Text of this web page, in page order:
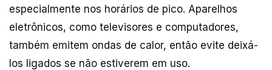
especialmente nos horários de pico. Aparelhos
eletrônicos, como televisores e computadores,
também emitem ondas de calor, então evite deixá-
los ligados se não estiverem em uso.